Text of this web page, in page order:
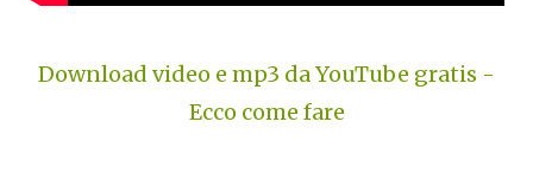
Download video e mp3 da YouTube gratis -
Ecco come fare